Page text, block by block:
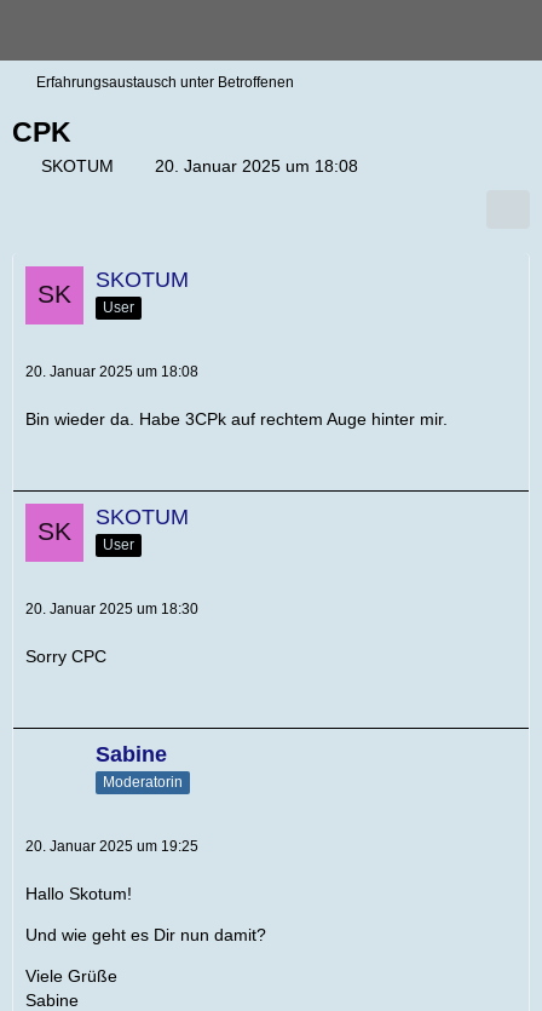
Erfahrungsaustausch unter Betroffenen
CPK
SKOTUM 20. Januar 2025 um 18:08
SKOTUM
User
20. Januar 2025 um 18:08
Bin wieder da. Habe 3CPk auf rechtem Auge hinter mir.
SKOTUM
User
20. Januar 2025 um 18:30
Sorry CPC
Sabine
Moderatorin
20. Januar 2025 um 19:25
Hallo Skotum!
Und wie geht es Dir nun damit?
Viele Grüße
Sabine